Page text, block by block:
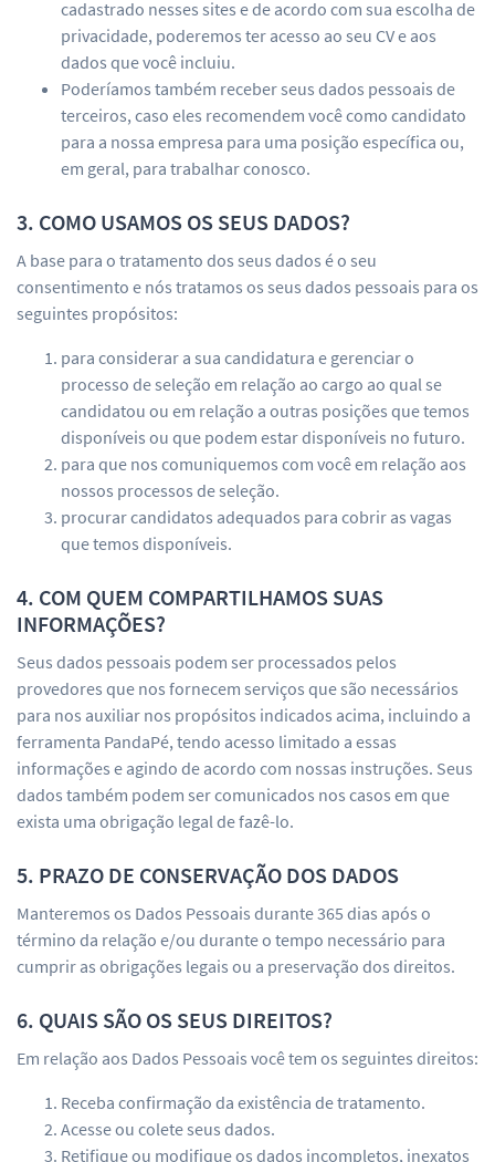
cadastrado nesses sites e de acordo com sua escolha de
privacidade, poderemos ter acesso ao seu CV e aos
dados que você incluiu.
Poderíamos também receber seus dados pessoais de
terceiros, caso eles recomendem você como candidato
para a nossa empresa para uma posição específica ou,
em geral, para trabalhar conosco.
3. COMO USAMOS OS SEUS DADOS?
A base para o tratamento dos seus dados é o seu
consentimento e nós tratamos os seus dados pessoais para os
seguintes propósitos:
para considerar a sua candidatura e gerenciar o
processo de seleção em relação ao cargo ao qual se
candidatou ou em relação a outras posições que temos
disponíveis ou que podem estar disponíveis no futuro.
para que nos comuniquemos com você em relação aos
nossos processos de seleção.
procurar candidatos adequados para cobrir as vagas
que temos disponíveis.
4. COM QUEM COMPARTILHAMOS SUAS
INFORMAÇÕES?
Seus dados pessoais podem ser processados pelos
provedores que nos fornecem serviços que são necessários
para nos auxiliar nos propósitos indicados acima, incluindo a
ferramenta PandaPé, tendo acesso limitado a essas
informações e agindo de acordo com nossas instruções. Seus
dados também podem ser comunicados nos casos em que
exista uma obrigação legal de fazê-lo.
5. PRAZO DE CONSERVAÇÃO DOS DADOS
Manteremos os Dados Pessoais durante 365 dias após o
término da relação e/ou durante o tempo necessário para
cumprir as obrigações legais ou a preservação dos direitos.
6. QUAIS SÃO OS SEUS DIREITOS?
Em relação aos Dados Pessoais você tem os seguintes direitos:
Receba confirmação da existência de tratamento.
Acesse ou colete seus dados.
Retifique ou modifique os dados incompletos, inexatos